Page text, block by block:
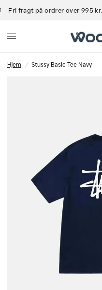
Fri fragt på ordrer over 995 kr.
Hjem / Stussy Basic Tee Navy